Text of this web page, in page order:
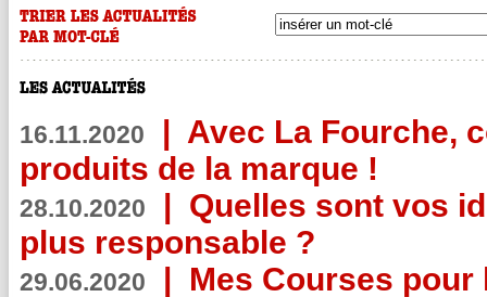
16.11.2020 | Avec La Fourche,
produits de la marque !
28.10.2020 | Quelles sont vos
plus responsable ?
29.06.2020 | Mes Courses pour